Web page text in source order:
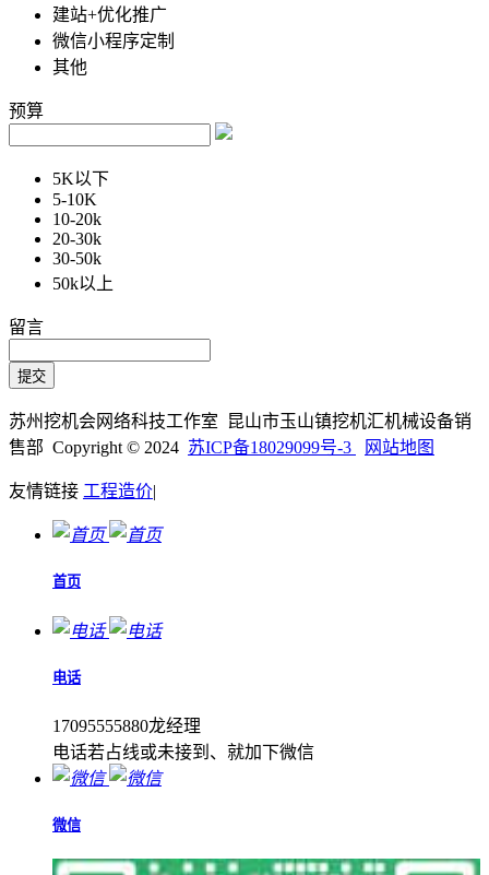
建站+优化推广
微信小程序定制
其他
预算
5K以下
5-10K
10-20k
20-30k
30-50k
50k以上
留言
苏州挖机会网络科技工作室 昆山市玉山镇挖机汇机械设备销
售部 Copyright © 2024 苏ICP备18029099号-3 网站地图
友情链接 工程造价|
首页
电话
17095555880龙经理
电话若占线或未接到、就加下微信
微信